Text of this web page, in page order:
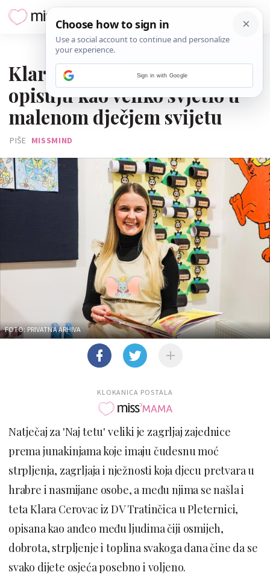
Klara Cerovac: Žena koju
opisuju kao veliko svjetlo u
malenom dječjem svijetu
PIŠE MISSMIND
FOTO: PRIVATNA ARHIVA
KLOKANICA POSTALA
Natječaj za 'Naj tetu' veliki je zagrljaj zajednice
prema junakinjama koje imaju čudesnu moć
strpljenja, zagrljaja i nježnosti koja djecu pretvara u
hrabre i nasmijane osobe, a među njima se našla i
teta Klara Cerovac iz DV Tratinčica u Pleternici,
opisana kao anđeo među ljudima čiji osmijeh,
dobrota, strpljenje i toplina svakoga dana čine da se
svako dijete osjeća posebno i voljeno.
Sign in with Google